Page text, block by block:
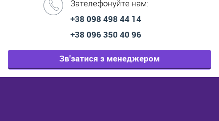
Зателефонуйте нам:
+38 098 498 44 14
+38 096 350 40 96
Зв'затися з менеджером